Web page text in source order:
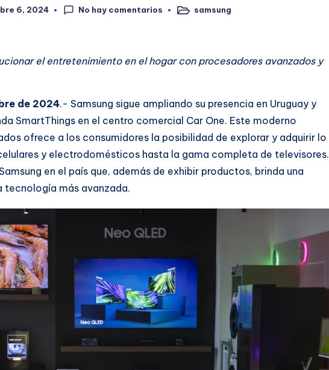
6, 2024 No hay comentarios
Publicado
samsung
el entretenimiento en el hogar con procesadores avanzados y
de 2024.- Samsung sigue ampliando su presencia en Uruguay y
SmartThings en el centro comercial Car One. Este moderno
ofrece a los consumidores la posibilidad de explorar y adquirir lo
y electrodomésticos hasta la gama completa de televisores.
en el país que, además de exhibir productos, brinda una
más avanzada.